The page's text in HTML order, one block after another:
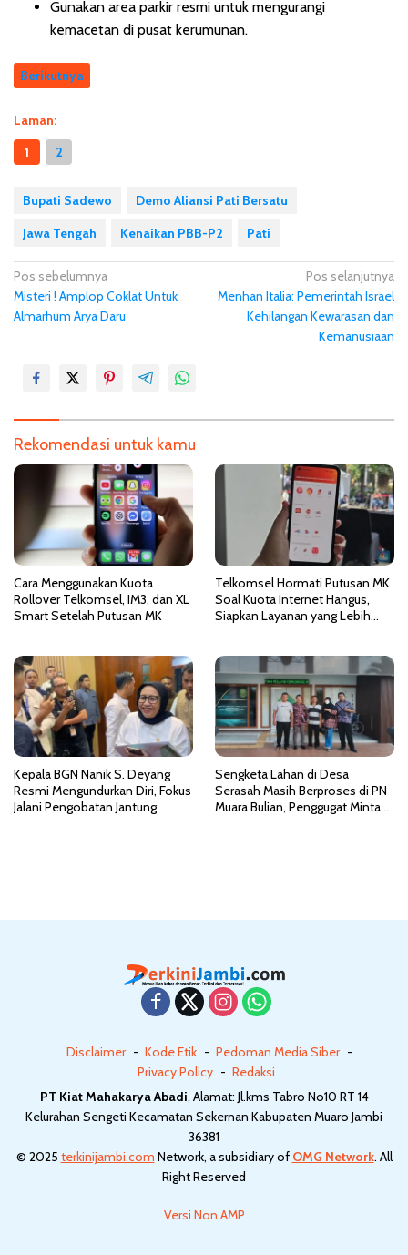
Gunakan area parkir resmi untuk mengurangi
kemacetan di pusat kerumunan.
Berikutnya
Laman:
1
2
Bupati Sadewo
Demo Aliansi Pati Bersatu
Jawa Tengah
Kenaikan PBB-P2 Pati
N
a
i
Pos sebelumnya
Misteri ! Amplop Coklat Untuk
Almarhum Arya Daru
Pos selanjutnya
Menhan Italia: Pemerintah Israel
Kehilangan Kewarasan dan
Kemanusiaan
Rekomendasi untuk kamu
Cara Menggunakan Kuota
Rollover Telkomsel, IM3, dan XL
Smart Setelah Putusan MK
Telkomsel Hormati Putusan MK
Soal Kuota Internet Hangus,
Siapkan Layanan yang Lebih
Kepala BGN Nanik S. Deyang
Resmi Mengundurkan Diri, Fokus
Jalani Pengobatan Jantung
Sengketa Lahan di Desa
Serasah Masih Berproses di PN
Muara Bulian, Penggugat Minta
Disclaimer Kode Etik
Pedoman Media Siber
Privacy Policy
Redaksi
PT Kiat Mahakarya Abadi, Alamat: Jl.kms Tabro No10 RT 14
Kelurahan Sengeti Kecamatan Sekernan Kabupaten Muaro Jambi
36381
© 2025 terkinijambi.com Network, a subsidiary of OMG Network. All
Right Reserved
Versi Non AMP